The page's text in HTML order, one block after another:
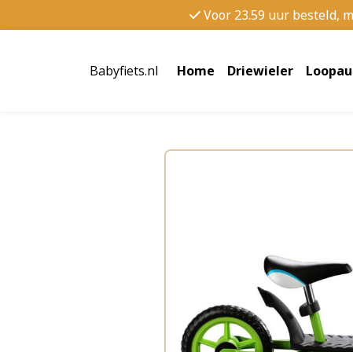
Voor 23.59 uur besteld,
Babyfiets.nl Home Driewieler